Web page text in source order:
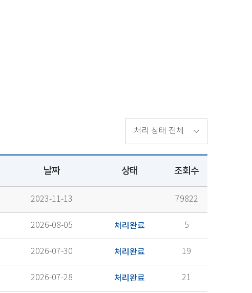
날짜 상태 조회수
2023-11-13 79822
2026-08-05 처리완료 5
2026-07-30 처리완료 19
2026-07-28 처리완료 21